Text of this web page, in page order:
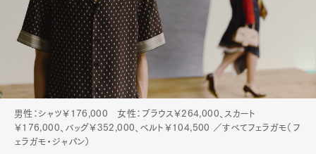
Art&DesignWatchFashion
GourmetCars
ProductCultureLifestyle
Pen Membership
男性：シャツ￥176,000 女性：ブラウス￥264,000、スカート
￥176,000、バッグ￥352,000、ベルト￥104,500 ／すべてフェラガモ（フ
ェラガモ・ジャパン）